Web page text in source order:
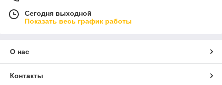
Сегодня выходной
Показать весь график работы
О нас
Контакты